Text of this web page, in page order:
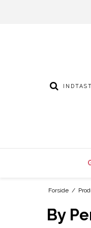
Forside /
By